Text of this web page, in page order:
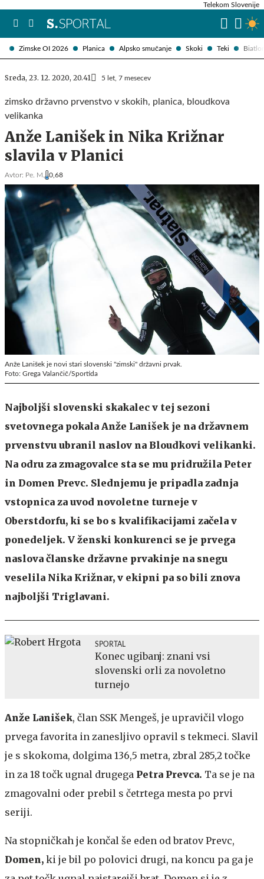
Zimske OI 2026 Planica Alpsko smučanje Skoki Teki
Telekom Slovenije
Sreda, 23. 12. 2020, 20.41 5 let, 7 mesecev
zimsko državno prvenstvo v skokih, planica, bloudkova
velikanka
Anže Lanišek in Nika Križnar
slavila v Planici
Avtor: Pe. M. 0,68
Anže Lanišek je novi stari slovenski "zimski" državni prvak.
Foto: Grega Valančič/Sportida
Najboljši slovenski skakalec v tej sezoni
svetovnega pokala Anže Lanišek je na državnem
prvenstvu ubranil naslov na Bloudkovi velikanki.
Na odru za zmagovalce sta se mu pridružila Peter
in Domen Prevc. Slednjemu je pripadla zadnja
vstopnica za uvod novoletne turneje v
Oberstdorfu, ki se bo s kvalifikacijami začela v
ponedeljek. V ženski konkurenci se je prvega
naslova članske državne prvakinje na snegu
veselila Nika Križnar, v ekipni pa so bili znova
najboljši Triglavani.
SPORTAL
Konec ugibanj: znani vsi
slovenski orli za novoletno
turnejo
Anže Lanišek, član SSK Mengeš, je upravičil vlogo
prvega favorita in zanesljivo opravil s tekmeci. Slavil
je s skokoma, dolgima 136,5 metra, zbral 285,2 točke
in za 18 točk ugnal drugega Petra Prevca. Ta se je na
zmagovalni oder prebil s četrtega mesta po prvi
seriji.
Na stopničkah je končal še eden od bratov Prevc,
Domen, ki je bil po polovici drugi, na koncu pa ga je